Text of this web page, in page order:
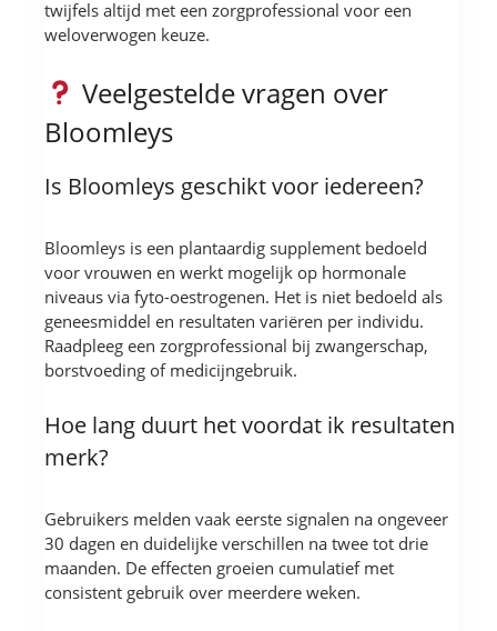
twijfels altijd met een zorgprofessional voor een
weloverwogen keuze.
Veelgestelde vragen over
Bloomleys
Is Bloomleys geschikt voor iedereen?
Bloomleys is een plantaardig supplement bedoeld
voor vrouwen en werkt mogelijk op hormonale
niveaus via fyto-oestrogenen. Het is niet bedoeld als
geneesmiddel en resultaten variëren per individu.
Raadpleeg een zorgprofessional bij zwangerschap,
borstvoeding of medicijngebruik.
Hoe lang duurt het voordat ik resultaten
merk?
Gebruikers melden vaak eerste signalen na ongeveer
30 dagen en duidelijke verschillen na twee tot drie
maanden. De effecten groeien cumulatief met
consistent gebruik over meerdere weken.